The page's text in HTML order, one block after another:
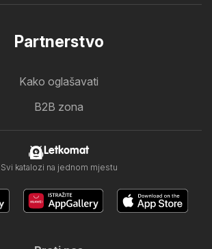
Partnerstvo
Kako oglašavati
B2B zona
Letkomat
Svi katalozi na jednom mjestu